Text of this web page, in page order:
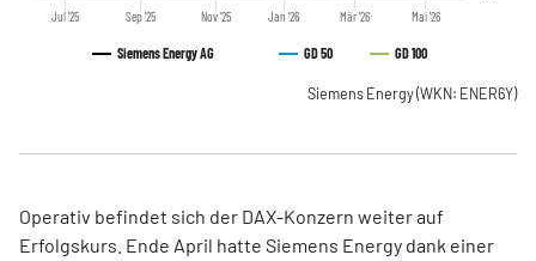
Siemens Energy AG GD 50 GD 100
Jul '25 Sep '25 Nov '25 Jan '26 Mär '26 Mai '26
Siemens Energy(WKN: ENER6Y)
Operativ befindet sich der DAX-Konzern weiter auf
Erfolgskurs. Ende April hatte Siemens Energy dank einer